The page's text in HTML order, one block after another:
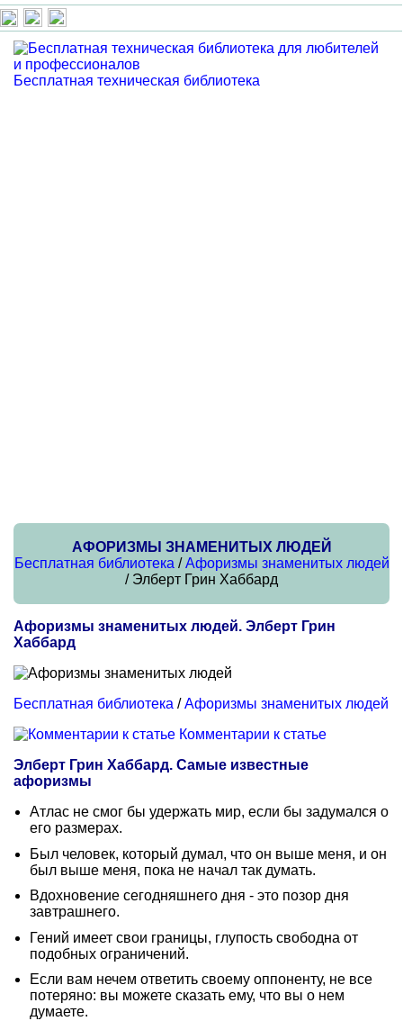
Бесплатная техническая библиотека
АФОРИЗМЫ ЗНАМЕНИТЫХ ЛЮДЕЙ
Бесплатная библиотека /Афоризмы знаменитых людей
/ Элберт Грин Хаббард
Афоризмы знаменитых людей. Элберт Грин
Хаббард
Бесплатная библиотека /Афоризмы знаменитых людей
Комментарии к статье
Элберт Грин Хаббард. Самые известные
афоризмы
Атлас не смог бы удержать мир, если бы задумался о
его размерах.
Был человек, который думал, что он выше меня, и он
был выше меня, пока не начал так думать.
Вдохновение сегодняшнего дня - это позор дня
завтрашнего.
Гений имеет свои границы, глупость свободна от
подобных ограничений.
Если вам нечем ответить своему оппоненту, не все
потеряно: вы можете сказать ему, что вы о нем
думаете.